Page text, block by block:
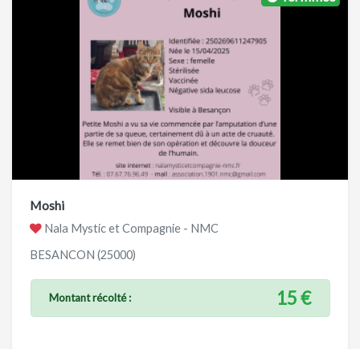
Moshi
Nala Mystic et Compagnie - NMC
BESANCON (25000)
Montant récolté : 15 €